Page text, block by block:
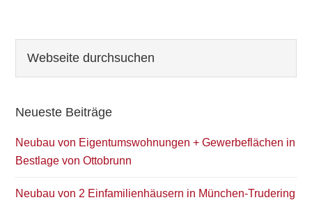
Seitenspalte
durchsuchen
Neueste Beiträge
Neubau von Eigentumswohnungen + Gewerbeflächen in
Bestlage von Ottobrunn
Neubau von 2 Einfamilienhäusern in München-Trudering